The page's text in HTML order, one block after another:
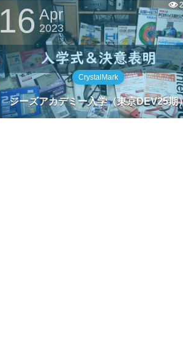
CrystalMark
ジーズアカデミー入学（東京DEV25期
16 Apr
2023